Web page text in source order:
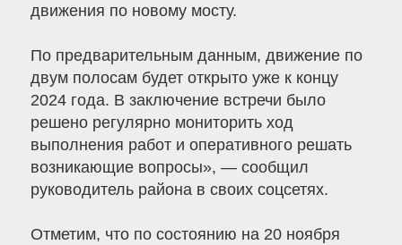
движения по новому мосту.
По предварительным данным, движение по
двум полосам будет открыто уже к концу
2024 года. В заключение встречи было
решено регулярно мониторить ход
выполнения работ и оперативного решать
возникающие вопросы», — сообщил
руководитель района в своих соцсетях.
Отметим, что по состоянию на 20 ноября